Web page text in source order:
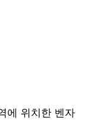
에 위치한 벤자